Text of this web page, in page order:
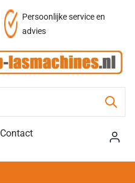
Persoonlijke service en
advies
Contact